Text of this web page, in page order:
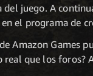
juego. A
el programa de
Amazon Games
que los foros?